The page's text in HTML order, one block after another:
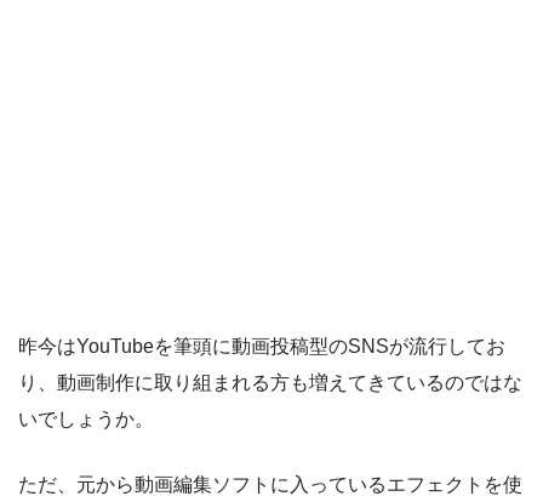
昨今はYouTubeを筆頭に動画投稿型のSNSが流行してお
り、動画制作に取り組まれる方も増えてきているのではな
いでしょうか。
ただ、元から動画編集ソフトに入っているエフェクトを使